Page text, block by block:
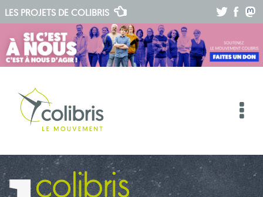
LES PROJETS DE COLIBRIS